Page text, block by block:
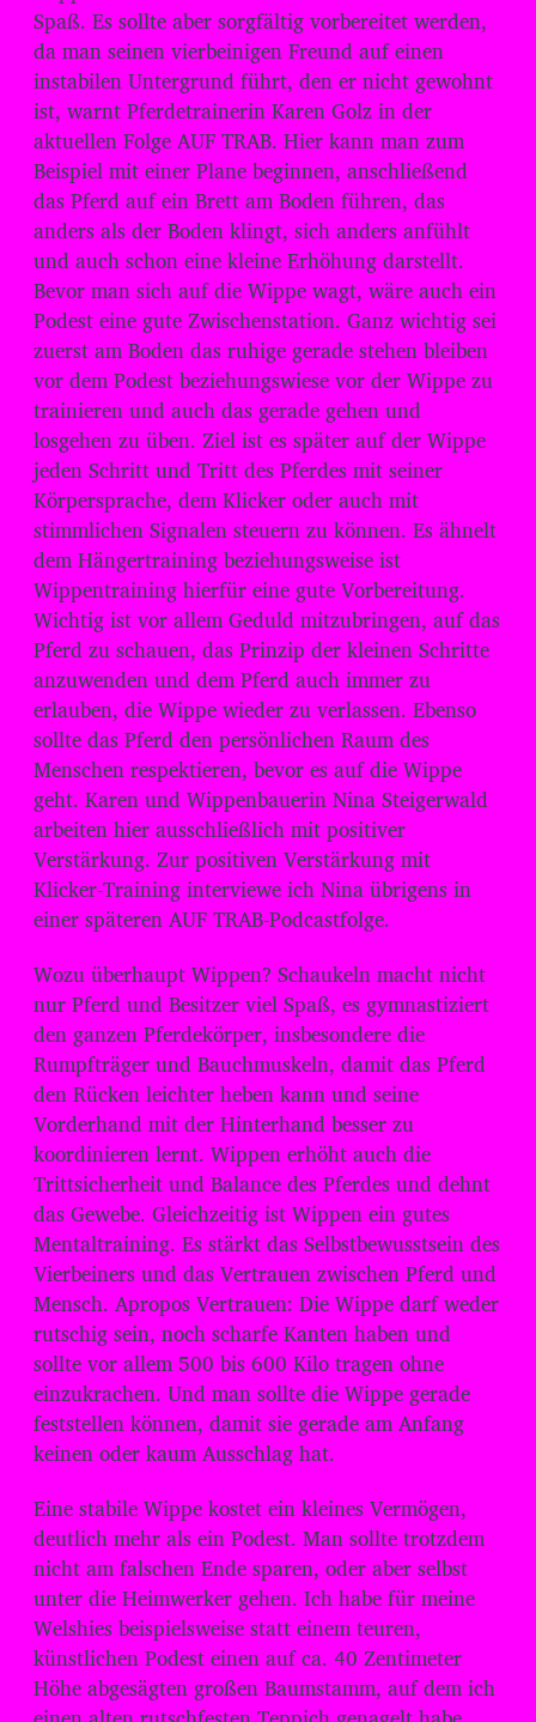
d
i
o
-
P
l
a
y
e
r
Spaß. Es sollte aber sorgfältig vorbereitet werden,
da man seinen vierbeinigen Freund auf einen
instabilen Untergrund führt, den er nicht gewohnt
ist, warnt Pferdetrainerin Karen Golz in der
aktuellen Folge AUF TRAB. Hier kann man zum
Beispiel mit einer Plane beginnen, anschließend
das Pferd auf ein Brett am Boden führen, das
anders als der Boden klingt, sich anders anfühlt
und auch schon eine kleine Erhöhung darstellt.
Bevor man sich auf die Wippe wagt, wäre auch ein
Podest eine gute Zwischenstation. Ganz wichtig sei
zuerst am Boden das ruhige gerade stehen bleiben
vor dem Podest beziehungswiese vor der Wippe zu
trainieren und auch das gerade gehen und
losgehen zu üben. Ziel ist es später auf der Wippe
jeden Schritt und Tritt des Pferdes mit seiner
Körpersprache, dem Klicker oder auch mit
stimmlichen Signalen steuern zu können. Es ähnelt
dem Hängertraining beziehungsweise ist
Wippentraining hierfür eine gute Vorbereitung.
Wichtig ist vor allem Geduld mitzubringen, auf das
Pferd zu schauen, das Prinzip der kleinen Schritte
anzuwenden und dem Pferd auch immer zu
erlauben, die Wippe wieder zu verlassen. Ebenso
sollte das Pferd den persönlichen Raum des
Menschen respektieren, bevor es auf die Wippe
geht. Karen und Wippenbauerin Nina Steigerwald
arbeiten hier ausschließlich mit positiver
Verstärkung. Zur positiven Verstärkung mit
Klicker-Training interviewe ich Nina übrigens in
einer späteren AUF TRAB-Podcastfolge.
Wozu überhaupt Wippen? Schaukeln macht nicht
nur Pferd und Besitzer viel Spaß, es gymnastiziert
den ganzen Pferdekörper, insbesondere die
Rumpfträger und Bauchmuskeln, damit das Pferd
den Rücken leichter heben kann und seine
Vorderhand mit der Hinterhand besser zu
koordinieren lernt. Wippen erhöht auch die
Trittsicherheit und Balance des Pferdes und dehnt
das Gewebe. Gleichzeitig ist Wippen ein gutes
Mentaltraining. Es stärkt das Selbstbewusstsein des
Vierbeiners und das Vertrauen zwischen Pferd und
Mensch. Apropos Vertrauen: Die Wippe darf weder
rutschig sein, noch scharfe Kanten haben und
sollte vor allem 500 bis 600 Kilo tragen ohne
einzukrachen. Und man sollte die Wippe gerade
feststellen können, damit sie gerade am Anfang
keinen oder kaum Ausschlag hat.
Eine stabile Wippe kostet ein kleines Vermögen,
deutlich mehr als ein Podest. Man sollte trotzdem
nicht am falschen Ende sparen, oder aber selbst
unter die Heimwerker gehen. Ich habe für meine
Welshies beispielsweise statt einem teuren,
künstlichen Podest einen auf ca. 40 Zentimeter
Höhe abgesägten großen Baumstamm, auf dem ich